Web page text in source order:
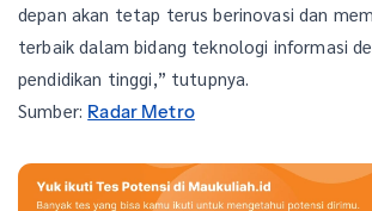
depan akan tetap terus berinovasi dan
terbaik dalam bidang teknologi informasi
pendidikan tinggi,” tutupnya.
Sumber: Radar Metro